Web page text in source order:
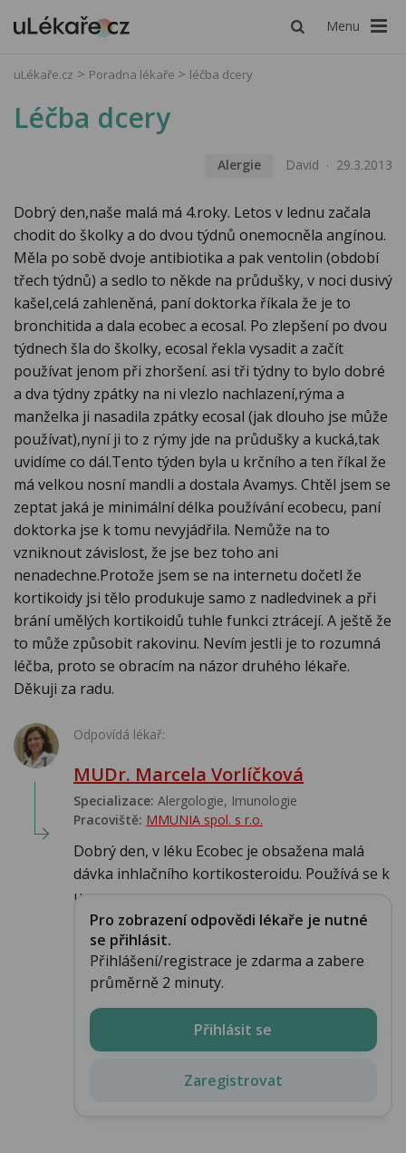
Menu
uLékaře.cz Poradna lékaře léčba dcery
Léčba dcery
Alergie David 29.3.2013
Dobrý den,naše malá má 4.roky. Letos v lednu začala
chodit do školky a do dvou týdnů onemocněla angínou.
Měla po sobě dvoje antibiotika a pak ventolin (období
třech týdnů) a sedlo to někde na průdušky, v noci dusivý
kašel,celá zahleněná, paní doktorka říkala že je to
bronchitida a dala ecobec a ecosal. Po zlepšení po dvou
týdnech šla do školky, ecosal řekla vysadit a začít
používat jenom při zhoršení. asi tři týdny to bylo dobré
a dva týdny zpátky na ni vlezlo nachlazení,rýma a
manželka ji nasadila zpátky ecosal (jak dlouho jse může
používat),nyní ji to z rýmy jde na průdušky a kucká,tak
uvidíme co dál.Tento týden byla u krčního a ten říkal že
má velkou nosní mandli a dostala Avamys. Chtěl jsem se
zeptat jaká je minimální délka používání ecobecu, paní
doktorka jse k tomu nevyjádřila. Nemůže na to
vzniknout závislost, že jse bez toho ani
nenadechne.Protože jsem se na internetu dočetl že
kortikoidy jsi tělo produkuje samo z nadledvinek a při
brání umělých kortikoidů tuhle funkci ztrácejí. A ještě že
to může způsobit rakovinu. Nevím jestli je to rozumná
léčba, proto se obracím na názor druhého lékaře.
Děkuji za radu.
Odpovídá lékař:
MUDr. Marcela Vorlíčková
Specializace: Alergologie‎, Imunologie‎
Pracoviště: MMUNIA spol. s r.o.
Dobrý den, v léku Ecobec je obsažena malá
dávka inhlačního kortikosteroidu. Používá se k
u...
Pro zobrazení odpovědi lékaře je nutné
se přihlásit.
Přihlášení/registrace je zdarma a zabere
průměrně 2 minuty.
Přihlásit se
Zaregistrovat